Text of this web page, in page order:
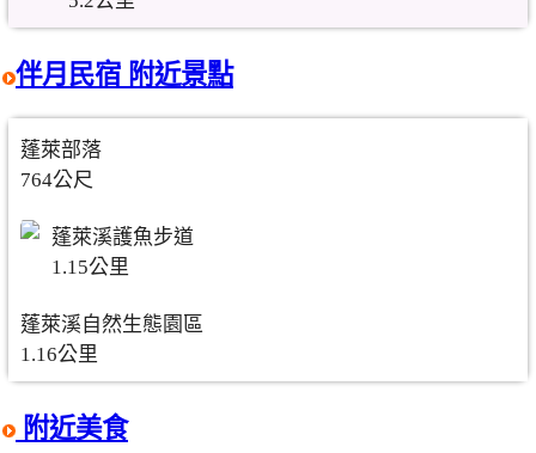
伴月民宿 附近景點
蓬萊部落
764公尺
蓬萊溪護魚步道
1.15公里
蓬萊溪自然生態園區
1.16公里
附近美食